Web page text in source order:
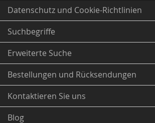
Datenschutz und Cookie-Richtlinien
Suchbegriffe
Erweiterte Suche
Bestellungen und Rücksendungen
Kontaktieren Sie uns
Blog